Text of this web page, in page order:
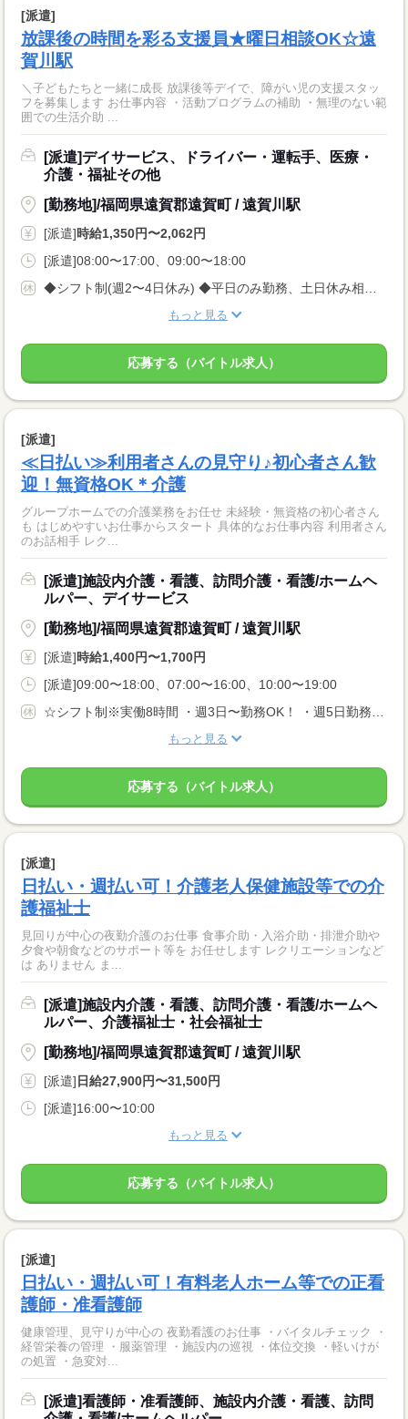
[派遣]
放課後の時間を彩る支援員★曜日相談OK☆遠
賀川駅
＼子どもたちと一緒に成長 放課後等デイで、障がい児の支援スタッ
フを募集します お仕事内容 ・活動プログラムの補助 ・無理のない範
囲での生活介助 ...
[派遣]デイサービス、ドライバー・運転手、医療・
介護・福祉その他
[勤務地]/福岡県遠賀郡遠賀町 / 遠賀川駅
[派遣]時給1,350円〜2,062円
[派遣]08:00〜17:00、09:00〜18:00
もっと見る
応募する（バイトル求人）
[派遣]
≪日払い≫利用者さんの見守り♪初心者さん歓
迎！無資格OK＊介護
グループホームでの介護業務をお任せ 未経験・無資格の初心者さん
も はじめやすいお仕事からスタート 具体的なお仕事内容 利用者さん
のお話相手 レク...
[派遣]施設内介護・看護、訪問介護・看護/ホームヘ
ルパー、デイサービス
[勤務地]/福岡県遠賀郡遠賀町 / 遠賀川駅
[派遣]時給1,400円〜1,700円
[派遣]09:00〜18:00、07:00〜16:00、10:00〜19:00
もっと見る
応募する（バイトル求人）
[派遣]
日払い・週払い可！介護老人保健施設等での介
護福祉士
見回りが中心の夜勤介護のお仕事 食事介助・入浴介助・排泄介助や
夕食や朝食などのサポート等を お任せします レクリエーションなど
は ありません ま...
[派遣]施設内介護・看護、訪問介護・看護/ホームヘ
ルパー、介護福祉士・社会福祉士
[勤務地]/福岡県遠賀郡遠賀町 / 遠賀川駅
[派遣]日給27,900円〜31,500円
[派遣]16:00〜10:00
もっと見る
応募する（バイトル求人）
[派遣]
日払い・週払い可！有料老人ホーム等での正看
護師・准看護師
健康管理、見守りが中心の 夜勤看護のお仕事 ・バイタルチェック ・
経管栄養の管理 ・服薬管理 ・施設内の巡視 ・体位交換 ・軽いけが
の処置 ・急変対...
[派遣]看護師・准看護師、施設内介護・看護、訪問